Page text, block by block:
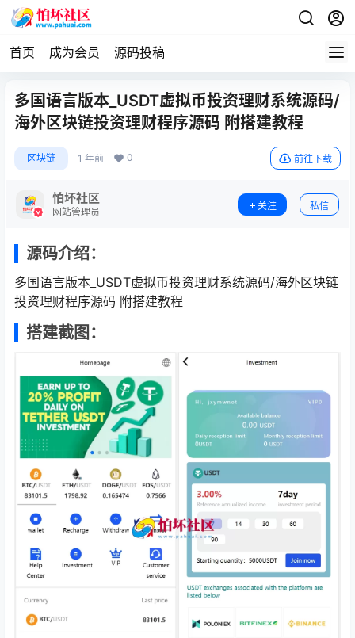
首页 成为会员 源码投稿
多国语言版本_USDT虚拟币投资理财系统源码/
海外区块链投资理财程序源码 附搭建教程
区块链 1 年前 0 前往下载
怕坏社区
网站管理员
关注 私信
源码介绍：
多国语言版本_USDT虚拟币投资理财系统源码/海外区块链
投资理财程序源码 附搭建教程
搭建截图：